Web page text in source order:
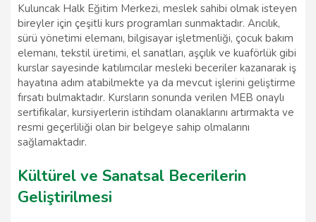
Kuluncak Halk Eğitim Merkezi, meslek sahibi olmak isteyen
bireyler için çeşitli kurs programları sunmaktadır. Arıcılık,
sürü yönetimi elemanı, bilgisayar işletmenliği, çocuk bakım
elemanı, tekstil üretimi, el sanatları, aşçılık ve kuaförlük gibi
kurslar sayesinde katılımcılar mesleki beceriler kazanarak iş
hayatına adım atabilmekte ya da mevcut işlerini geliştirme
fırsatı bulmaktadır. Kursların sonunda verilen MEB onaylı
sertifikalar, kursiyerlerin istihdam olanaklarını artırmakta ve
resmi geçerliliği olan bir belgeye sahip olmalarını
sağlamaktadır.
Kültürel ve Sanatsal Becerilerin
Geliştirilmesi